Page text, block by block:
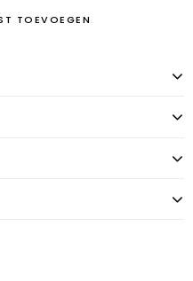
TOEVOEGEN